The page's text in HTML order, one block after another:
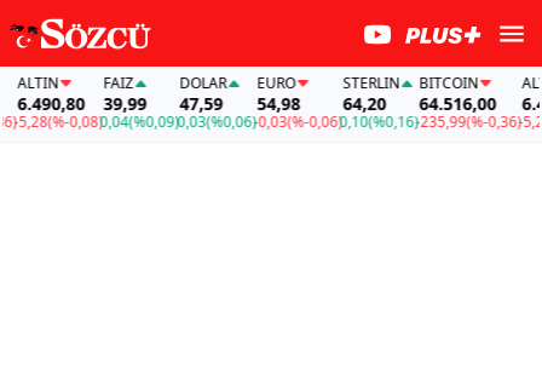
(%-0,08)
FAİZ
39,99
0,04(%0,09)
DOLAR
47,59
0,03(%0,06)
EURO
54,98
-0,03(%-0,06)
STERLIN
64,20
0,10(%0,16)
BITCOIN
64.516,00
-235,99(%-0,36)
ALTIN
-5,28